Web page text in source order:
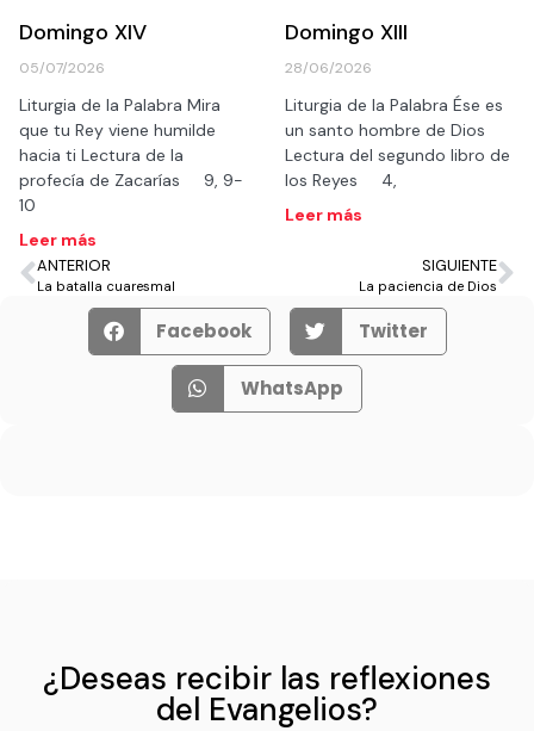
Domingo XIV
05/07/2026
Liturgia de la Palabra Mira
que tu Rey viene humilde
hacia ti Lectura de la
profecía de Zacarías 9, 9-
10
Leer más
Domingo XIII
28/06/2026
Liturgia de la Palabra Ése es
un santo hombre de Dios
Lectura del segundo libro de
los Reyes 4,
Leer más
ANTERIOR
La batalla cuaresmal
SIGUIENTE
La paciencia de Dios
Facebook Twitter
WhatsApp
¿Deseas recibir las reflexiones
del Evangelios?